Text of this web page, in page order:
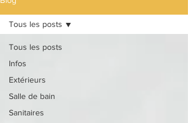
Tous les posts
Infos
Extérieurs
Salle de bain
Sanitaires
Tous les posts